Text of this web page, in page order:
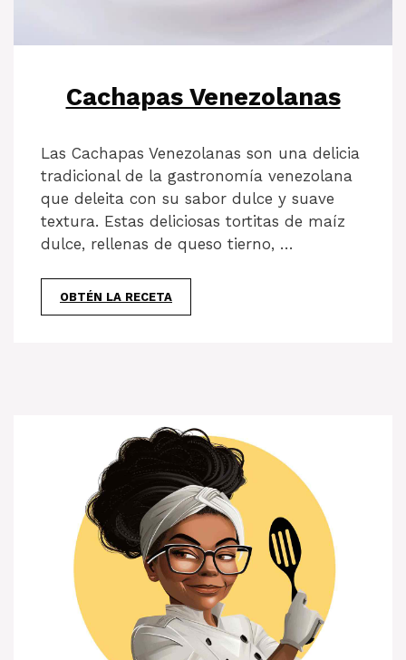
Cachapas Venezolanas
Las Cachapas Venezolanas son una delicia
tradicional de la gastronomía venezolana
que deleita con su sabor dulce y suave
textura. Estas deliciosas tortitas de maíz
dulce, rellenas de queso tierno, …
OBTÉN LA RECETA